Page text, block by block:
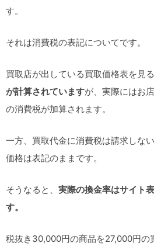
す。
それは消費税の表記についてです。
買取店が出している買取価格表を見る
が計算されていますが、実際にはお
の消費税が加算されます。
一方、買取代金に消費税は請求しな
価格は表記のままです。
そうなると、 実際の換金率はサイト
す。
税抜き30,000円の商品を27,000円の